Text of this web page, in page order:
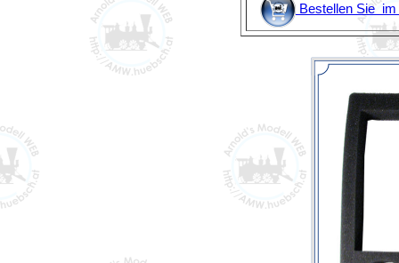
Bestellen Sie